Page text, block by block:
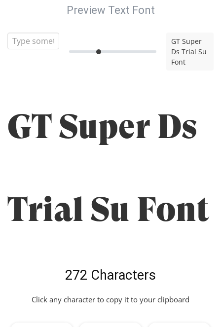
Preview Text Font
GT Super
Ds Trial Su
Font
GT Super Ds
Trial Su Font
272 Characters
Click any character to copy it to your clipboard